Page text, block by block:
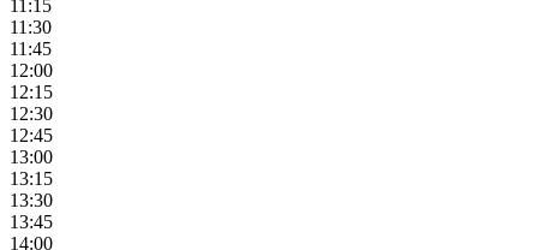
11:15
11:30
11:45
12:00
12:15
12:30
12:45
13:00
13:15
13:30
13:45
14:00